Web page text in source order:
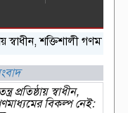
শক্তিশালী গণমাধ্যমের
প্রতিষ্ঠায় স্বাধীন,
বিকল্প নেই: